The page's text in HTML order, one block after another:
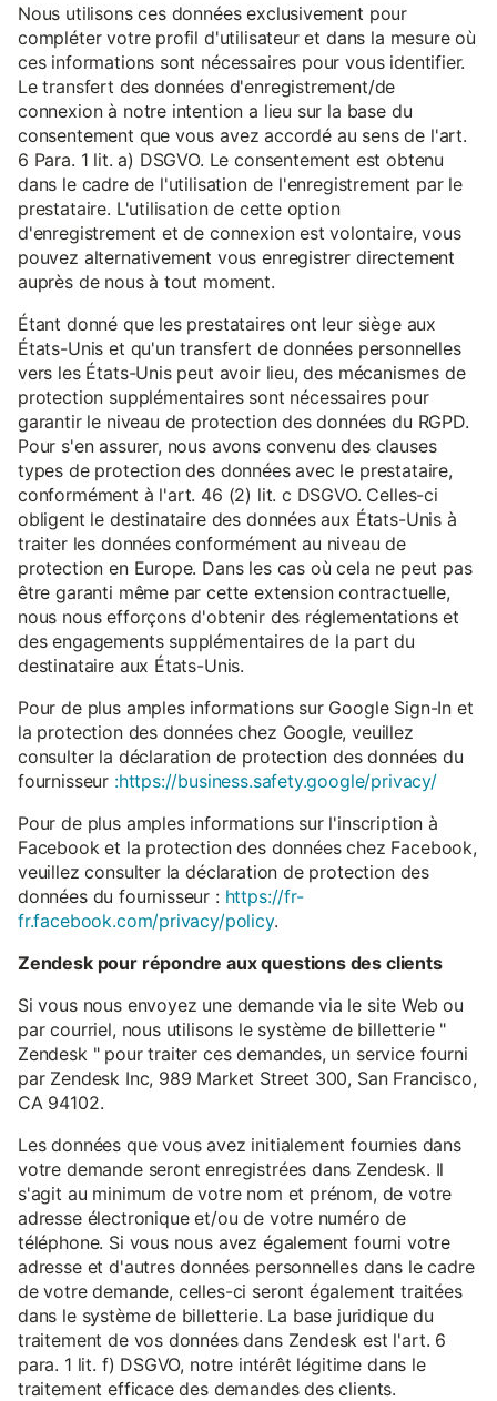
Nous utilisons ces données exclusivement pour
compléter votre profil d'utilisateur et dans la mesure où
ces informations sont nécessaires pour vous identifier.
Le transfert des données d'enregistrement/de
connexion à notre intention a lieu sur la base du
consentement que vous avez accordé au sens de l'art.
6 Para. 1 lit. a) DSGVO. Le consentement est obtenu
dans le cadre de l'utilisation de l'enregistrement par le
prestataire. L'utilisation de cette option
d'enregistrement et de connexion est volontaire, vous
pouvez alternativement vous enregistrer directement
auprès de nous à tout moment.
Étant donné que les prestataires ont leur siège aux
États-Unis et qu'un transfert de données personnelles
vers les États-Unis peut avoir lieu, des mécanismes de
protection supplémentaires sont nécessaires pour
garantir le niveau de protection des données du RGPD.
Pour s'en assurer, nous avons convenu des clauses
types de protection des données avec le prestataire,
conformément à l'art. 46 (2) lit. c DSGVO. Celles-ci
obligent le destinataire des données aux États-Unis à
traiter les données conformément au niveau de
protection en Europe. Dans les cas où cela ne peut pas
être garanti même par cette extension contractuelle,
nous nous efforçons d'obtenir des réglementations et
des engagements supplémentaires de la part du
destinataire aux États-Unis.
Pour de plus amples informations sur Google Sign-In et
la protection des données chez Google, veuillez
consulter la déclaration de protection des données du
fournisseur :https://business.safety.google/privacy/
Pour de plus amples informations sur l'inscription à
Facebook et la protection des données chez Facebook,
veuillez consulter la déclaration de protection des
données du fournisseur : https://fr-
fr.facebook.com/privacy/policy.
Zendesk pour répondre aux questions des clients
Si vous nous envoyez une demande via le site Web ou
par courriel, nous utilisons le système de billetterie "
Zendesk " pour traiter ces demandes, un service fourni
par Zendesk Inc, 989 Market Street 300, San Francisco,
CA 94102.
Les données que vous avez initialement fournies dans
votre demande seront enregistrées dans Zendesk. Il
s'agit au minimum de votre nom et prénom, de votre
adresse électronique et/ou de votre numéro de
téléphone. Si vous nous avez également fourni votre
adresse et d'autres données personnelles dans le cadre
de votre demande, celles-ci seront également traitées
dans le système de billetterie. La base juridique du
traitement de vos données dans Zendesk est l'art. 6
para. 1 lit. f) DSGVO, notre intérêt légitime dans le
traitement efficace des demandes des clients.